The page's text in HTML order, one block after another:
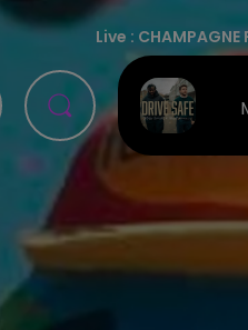
Live : CHAMPAGNE